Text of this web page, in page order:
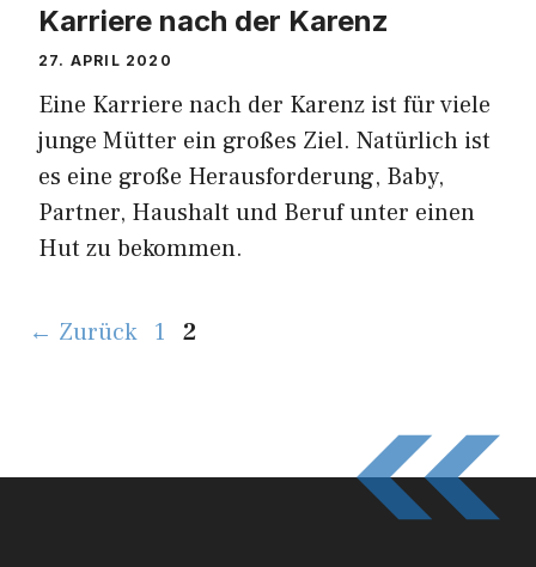
Karriere nach der Karenz
27. APRIL 2020
Eine Karriere nach der Karenz ist für viele
junge Mütter ein großes Ziel. Natürlich ist
es eine große Herausforderung, Baby,
Partner, Haushalt und Beruf unter einen
Hut zu bekommen.
← Zurück Seite
1 Seite
2